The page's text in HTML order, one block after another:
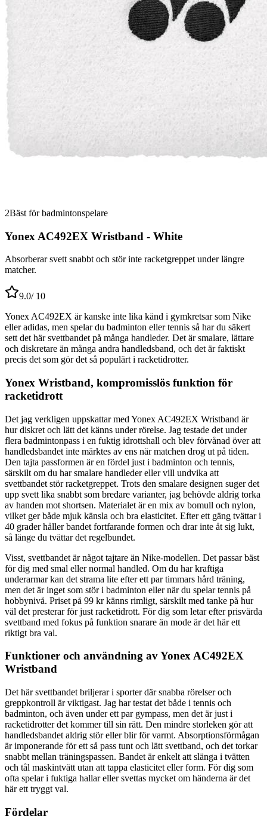
2Bäst för badmintonspelare
Yonex AC492EX Wristband - White
Absorberar svett snabbt och stör inte racketgreppet under längre
matcher.
9.0/ 10
Yonex AC492EX är kanske inte lika känd i gymkretsar som Nike
eller adidas, men spelar du badminton eller tennis så har du säkert
sett det här svettbandet på många handleder. Det är smalare, lättare
och diskretare än många andra handledsband, och det är faktiskt
precis det som gör det så populärt i racketidrotter.
Yonex Wristband, kompromisslös funktion för
racketidrott
Det jag verkligen uppskattar med Yonex AC492EX Wristband är
hur diskret och lätt det känns under rörelse. Jag testade det under
flera badmintonpass i en fuktig idrottshall och blev förvånad över att
handledsbandet inte märktes av ens när matchen drog ut på tiden.
Den tajta passformen är en fördel just i badminton och tennis,
särskilt om du har smalare handleder eller vill undvika att
svettbandet stör racketgreppet. Trots den smalare designen suger det
upp svett lika snabbt som bredare varianter, jag behövde aldrig torka
av handen mot shortsen. Materialet är en mix av bomull och nylon,
vilket ger både mjuk känsla och bra elasticitet. Efter ett gäng tvättar i
40 grader håller bandet fortfarande formen och drar inte åt sig lukt,
så länge du tvättar det regelbundet.
Visst, svettbandet är något tajtare än Nike-modellen. Det passar bäst
för dig med smal eller normal handled. Om du har kraftiga
underarmar kan det strama lite efter ett par timmars hård träning,
men det är inget som stör i badminton eller när du spelar tennis på
hobbynivå. Priset på 99 kr känns rimligt, särskilt med tanke på hur
väl det presterar för just racketidrott. För dig som letar efter prisvärda
svettband med fokus på funktion snarare än mode är det här ett
riktigt bra val.
Funktioner och användning av Yonex AC492EX
Wristband
Det här svettbandet briljerar i sporter där snabba rörelser och
greppkontroll är viktigast. Jag har testat det både i tennis och
badminton, och även under ett par gympass, men det är just i
racketidrotter det kommer till sin rätt. Den mindre storleken gör att
handledsbandet aldrig stör eller blir för varmt. Absorptionsförmågan
är imponerande för ett så pass tunt och lätt svettband, och det torkar
snabbt mellan träningspassen. Bandet är enkelt att slänga i tvätten
och tål maskintvätt utan att tappa elasticitet eller form. För dig som
ofta spelar i fuktiga hallar eller svettas mycket om händerna är det
här ett tryggt val.
Fördelar